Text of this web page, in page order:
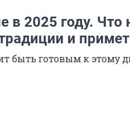
в 2025 году. Что
и
быть готовым к этому